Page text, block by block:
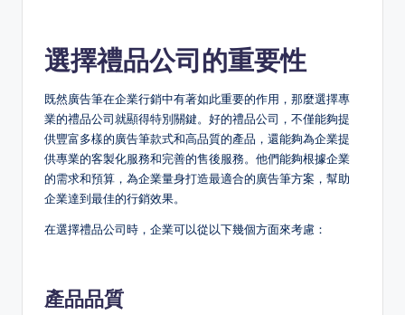
選擇禮品公司的重要性
既然廣告筆在企業行銷中有著如此重要的作用，那麼選擇專
業的禮品公司就顯得特別關鍵。好的禮品公司，不僅能夠提
供豐富多樣的廣告筆款式和高品質的產品，還能夠為企業提
供專業的客製化服務和完善的售後服務。他們能夠根據企業
的需求和預算，為企業量身打造最適合的廣告筆方案，幫助
企業達到最佳的行銷效果。
在選擇禮品公司時，企業可以從以下幾個方面來考慮：
產品品質